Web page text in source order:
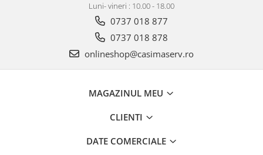
Luni- vineri : 10.00 - 18.00
0737 018 877
0737 018 878
onlineshop@casimaserv.ro
MAGAZINUL MEU
CLIENTI
DATE COMERCIALE